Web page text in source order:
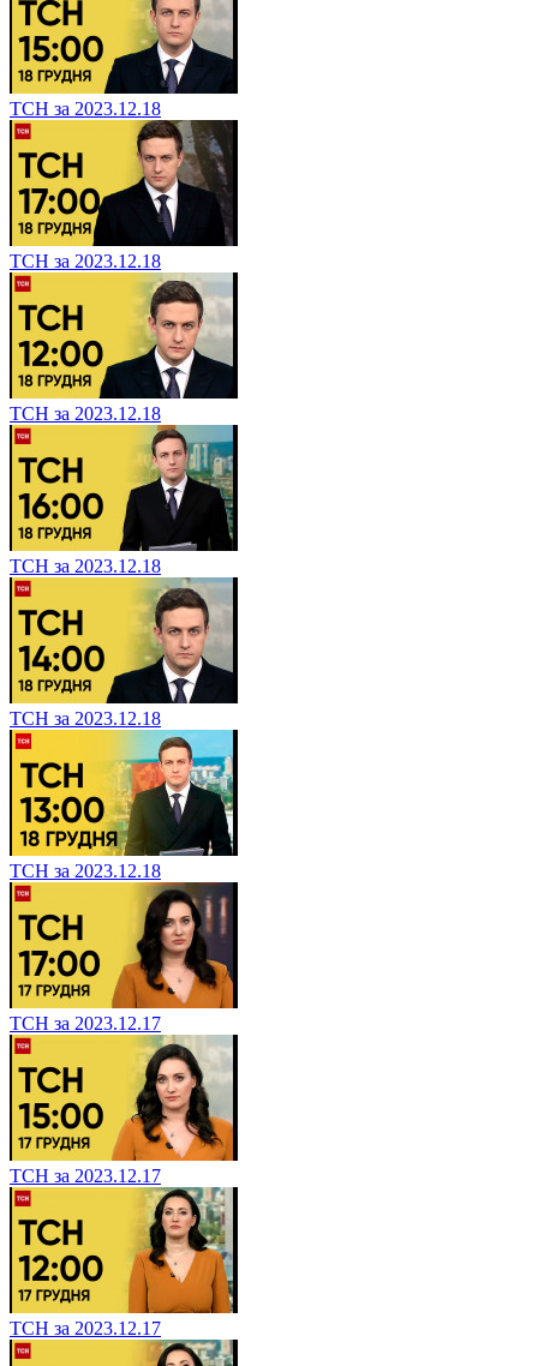
ТСН за 2023.12.18
ТСН за 2023.12.18
ТСН за 2023.12.18
ТСН за 2023.12.18
ТСН за 2023.12.18
ТСН за 2023.12.18
ТСН за 2023.12.17
ТСН за 2023.12.17
ТСН за 2023.12.17